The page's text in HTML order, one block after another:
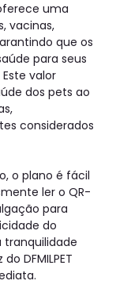
uma
vacinas,
que os
para seus
valor
dos pets ao
considerados
o plano é fácil
ler o QR-
para
do
DFMILPET